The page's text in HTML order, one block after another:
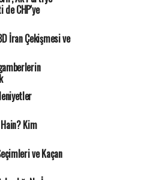
de CHP'ye
İran Çekişmesi ve
Kim
ve Kaçan